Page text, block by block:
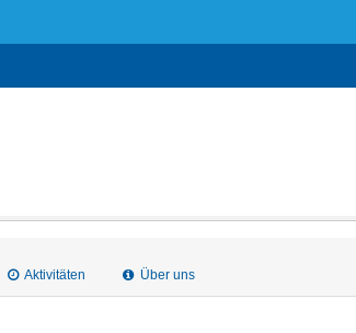
Aktivitäten Über uns